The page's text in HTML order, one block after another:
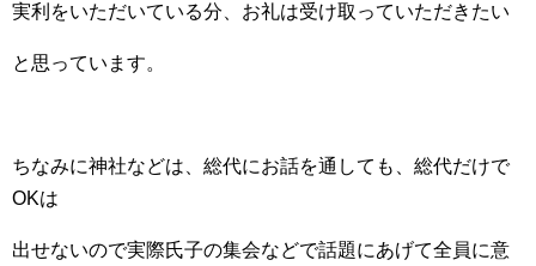
実利をいただいている分、お礼は受け取っていただきたい
と思っています。
ちなみに神社などは、総代にお話を通しても、総代だけで
OKは
出せないので実際氏子の集会などで話題にあげて全員に意